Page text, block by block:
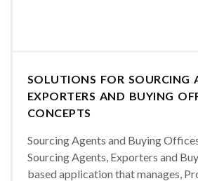
SOLUTIONS FOR SOURCING
EXPORTERS AND BUYING
CONCEPTS
Sourcing Agents and Buying
Sourcing Agents, Exporters and
based application that manages,